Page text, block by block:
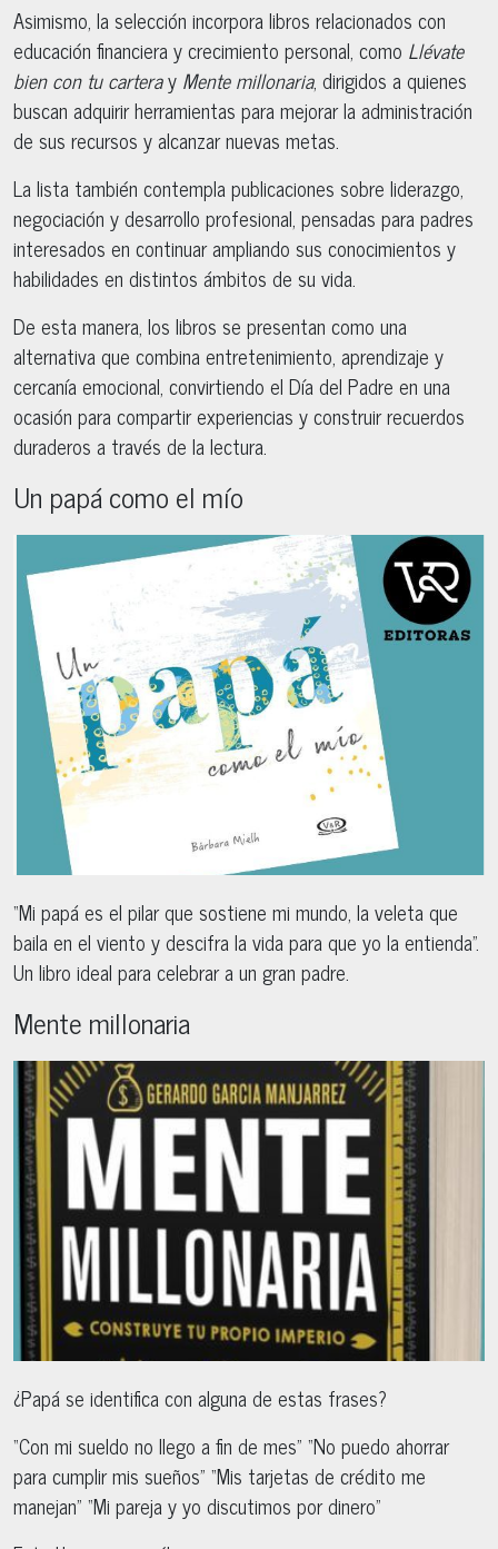
Asimismo, la selección incorpora libros relacionados con
educación financiera y crecimiento personal, como Llévate
bien con tu carteray Mente millonaria, dirigidos a quienes
buscan adquirir herramientas para mejorar la administración
de sus recursos y alcanzar nuevas metas.
La lista también contempla publicaciones sobre liderazgo,
negociación y desarrollo profesional, pensadas para padres
interesados en continuar ampliando sus conocimientos y
habilidades en distintos ámbitos de su vida.
De esta manera, los libros se presentan como una
alternativa que combina entretenimiento, aprendizaje y
cercanía emocional, convirtiendo el Día del Padre en una
ocasión para compartir experiencias y construir recuerdos
duraderos a través de la lectura.
Un papá como el mío
“Mi papá es el pilar que sostiene mi mundo, la veleta que
baila en el viento y descifra la vida para que yo la entienda”.
Un libro ideal para celebrar a un gran padre.
Mente millonaria
¿Papá se identifica con alguna de estas frases?
“Con mi sueldo no llego a fin de mes” “No puedo ahorrar
para cumplir mis sueños” “Mis tarjetas de crédito me
manejan” “Mi pareja y yo discutimos por dinero”